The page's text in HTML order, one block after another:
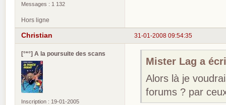
Messages : 1 132
Hors ligne
31-01-2008 09:54:35
Christian
[°*°] A la poursuite des scans
Inscription : 19-01-2005
Mister Lag a
Alors là je
forums ? par